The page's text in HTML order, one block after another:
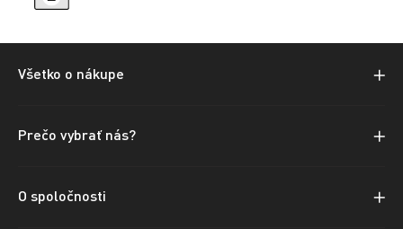
Všetko o nákupe
Prečo vybrať nás?
O spoločnosti